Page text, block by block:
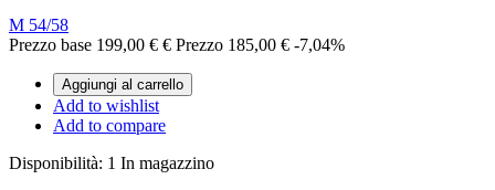
M 54/58
Prezzo base 199,00 € € Prezzo 185,00 € -7,04%
Aggiungi al carrello
Add to wishlist
Add to compare
Disponibilità: 1 In magazzino